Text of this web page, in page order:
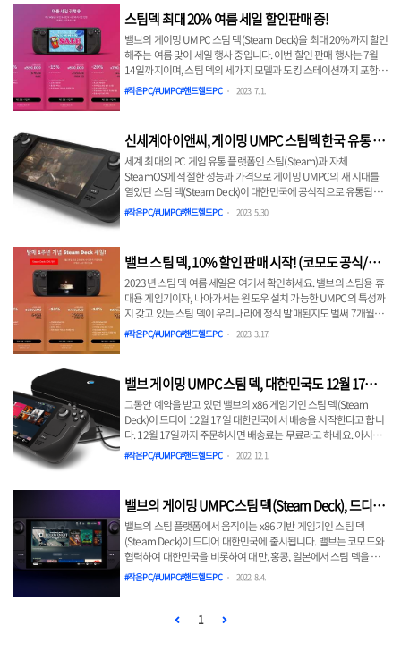
대신 스팀 덱의 가격도 낮출 수 있었죠. 물론 이도저도 싫은 사람은
따로 윈도우를 구입해서 깔면 됩니다만, 그렇게 되면 인스턴트 온/
오프 같은 스팀 덱의 고유 기능들을 못 쓰게 되는 문제도 있죠. 어찌
되었든 스팀 덱 이용자가 선택하면 되는 부분입니다. 아무튼 이 호
환성 문제는 꾸준히 개선되어 드디어..
스팀덱 최대 20% 여름 세일 할인판매 중!
밸브의 게이밍 UMPC 스팀 덱(Steam Deck)을 최대 20%까지 할인
해주는 여름 맞이 세일 행사 중입니다. 이번 할인 판매 행사는 7월
14일까지이며, 스팀 덱의 세가지 모델과 도킹 스테이션까지 포함합
니다. Steam Deck 여름 세일 기종별 할인 폭과 대상 이번 Steam
여름 세일 일환으로 진행되는 스팀 덱 여름 세일의 주요 사항은 다
시간) ※세일 기간 중이라고 하더라도 재고가 소진되는 즉시 세일
은 종료됩니다. 세일 가격으로 재입고는 예정되어 있지 않습니다.
할인 내용： ・스팀 덱(Steam Deck) 64GB : 53만원(10% 5만9천
원 할인) ・스팀 덱(Steam Deck) 256GB : 67만원 (15% 1..
#작은PC/#UMPC#핸드헬드PC 2023. 7. 1.
신세계아이앤씨, 게이밍 UMPC 스팀덱 한국 유통 -
일렉트로마트에서 6월 1일부터 판매
세계 최대의 PC 게임 유통 플랫폼인 스팀(Steam)과 자체
SteamOS에 적절한 성능과 가격으로 게이밍 UMPC의 새 시대를
열었던 스팀 덱(Steam Deck)이 대한민국에 공식적으로 유통됩니
다. 그동안 스팀 덱은 대한민국과 일본, 홍콩, 대만 지역의 총판을 담
당하는 코모도(KOMODO)에 의해 국내에 판매되고 있었지만 해외
UMPC 스팀덱, 대한민국도 12월 17일부터 배송 시작 그동안 예약
을 받고 있던 밸브의 x86 게임기인 스팀 덱(Steam Deck)이 드디어
12월 17일 대한민국에서 배송을 시작한다고 합니다. 12월 17일까
지 주문하시면 배송료는 무료라고 하네요. 아시다시피 스
lazion.com 그동안 게임 콘솔 및 타이틀부터 ..
#작은PC/#UMPC#핸드헬드PC 2023. 5. 30.
밸브 스팀 덱, 10% 할인 판매 시작! (코모도 공식/한
정물량)
2023년 스팀 덱 여름 세일은 여기서 확인하세요. 밸브의 스팀용 휴
대용 게임기이자, 나아가서는 윈도우 설치 가능한 UMPC의 특성까
지 갖고 있는 스팀 덱이 우리나라에 정식 발매된지도 벌써 7개월이
훌쩍 지났습니다. 공식 발매는 1년이 되었다는군요. 밸브의 게이밍
UMPC 스팀 덱(Steam Deck), 드디어 한국 출시 밸브의 스팀 플랫
어 대한민국에 출시됩니다. 밸브는 코모도와 협력하여 대한민국을
비롯하여 대만, 홍콩, 일본에서 스팀 덱을 출시합 lazion.com 덕분
에 적지 않은 분들이 스팀덱의 맛을 보고 계실텐데요, 발매 1주년 기
념으로 우리나라 판매를 담당하는 코모도(KOMODO)에서 스팀덱
세일을 시작했습니다. 무려 10..
#작은PC/#UMPC#핸드헬드PC 2023. 3. 17.
밸브 게이밍 UMPC 스팀 덱, 대한민국도 12월 17일부
터 배송 시작
그동안 예약을 받고 있던 밸브의 x86 게임기인 스팀 덱(Steam
Deck)이 드디어 12월 17일 대한민국에서 배송을 시작한다고 합니
다. 12월 17일까지 주문하시면 배송료는 무료라고 하네요. 아시다
시피 스팀 덱은 밸브의 온라인 유통채널인 스팀의 게임을 휴대하면
서도 할 수 있게 만든 게임기죠. AMD의 Zen 2 4코어 APU, 16GB
존재이기도 합니다. 근본적으로는 기존의 스팀 게임들이 PC를 위해
만든게 많은지라 100% 호환되지는 않지만 그럼에도 불구하고 스
팀의 x86 게임을 가장 쉽고 저렴하게 휴대하면서 즐길 수 있게 해주
는 존재임에는 분명합니다. 2022.08.04 - 밸브의 게이밍 UMPC 스
팀 덱(Steam Deck)..
#작은PC/#UMPC#핸드헬드PC 2022. 12. 1.
밸브의 게이밍 UMPC 스팀 덱(Steam Deck), 드디어
한국 출시
밸브의 스팀 플랫폼에서 움직이는 x86 기반 게임기인 스팀 덱
(Steam Deck)이 드디어 대한민국에 출시됩니다. 밸브는 코모도와
협력하여 대한민국을 비롯하여 대만, 홍콩, 일본에서 스팀 덱을 출
시합니다. 스팀덱은 이미 작년 7월에 발표했지만 부품 부족으로 생
산에 차질이 생겨 한번의 연기를 거쳐 올해 2월 미국, 유럽 등 제한
히 이번에 대한민국 출시를 공식화했습니다. 밸브 측 발표에 따르면
#작은PC/#UMPC#핸드헬드PC 2022. 8. 4.
1